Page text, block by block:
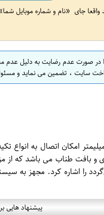
واقعا جای
نام و شماره موبایل شما
در صورت عدم رضایت به دلیل
سایت ، تضمین می نماید و
سبک قطعات فولادی قلاب بزرگ ضامن
و بافت طناب می باشد که
می‌گردد را اشاره کرد.
پیشنهاد هایی